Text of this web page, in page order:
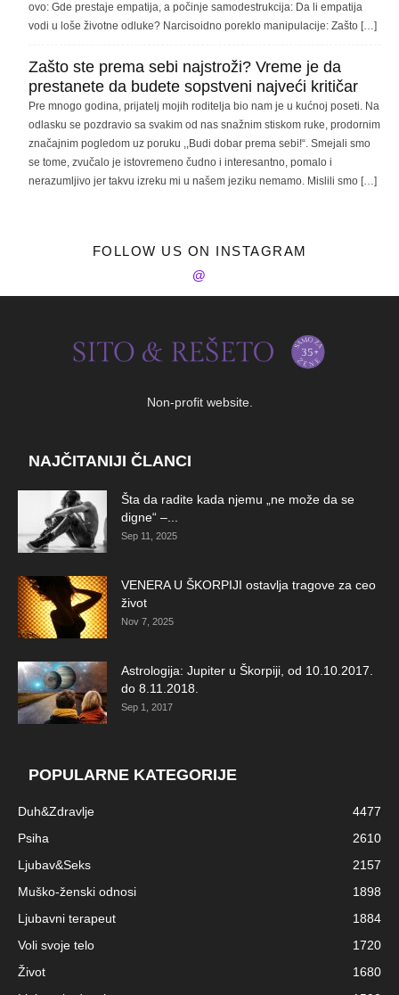
ovo: Gde prestaje empatija, a počinje samodestrukcija: Da li empatija
vodi u loše životne odluke? Narcisoidno poreklo manipulacije: Zašto […]
Zašto ste prema sebi najstroži? Vreme je da
prestanete da budete sopstveni najveći kritičar
Pre mnogo godina, prijatelj mojih roditelja bio nam je u kućnoj poseti. Na
odlasku se pozdravio sa svakim od nas snažnim stiskom ruke, prodornim
značajnim pogledom uz poruku ,,Budi dobar prema sebi!“. Smejali smo
se tome, zvučalo je istovremeno čudno i interesantno, pomalo i
nerazumljivo jer takvu izreku mi u našem jeziku nemamo. Mislili smo […]
FOLLOW US ON INSTAGRAM
@
Non-profit website.
NAJČITANIJI ČLANCI
Šta da radite kada njemu „ne može da se
digne“ –...
Sep 11, 2025
VENERA U ŠKORPIJI ostavlja tragove za ceo
život
Nov 7, 2025
Astrologija: Jupiter u Škorpiji, od 10.10.2017.
do 8.11.2018.
Sep 1, 2017
POPULARNE KATEGORIJE
Duh&Zdravlje
4477
Psiha
2610
Ljubav&Seks
2157
Muško-ženski odnosi
1898
Ljubavni terapeut
1884
Voli svoje telo
1720
Život
1680